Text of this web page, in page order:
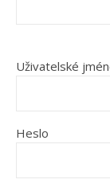
Uživatelské
Heslo